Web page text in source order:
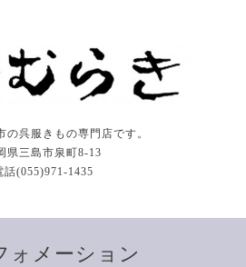
の呉服きもの専門店です。
県三島市泉町8-13
話(055)971-1435
ォメーション